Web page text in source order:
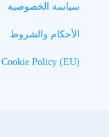
سياسة الخصوصية
الأحكام والشروط
Cookie Policy (EU)